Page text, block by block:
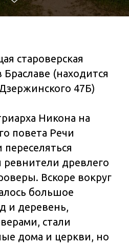
староверская
Браславе (находится
47Б)
Никона на
повета Речи
древлего
Вскоре вокруг
большое
и деревень,
стали
дома и церкви, но